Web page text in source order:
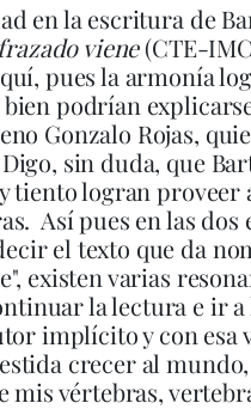
en la escritura de
viene(CTE-
pues la armonía
podrían
Gonzalo Rojas,
sin duda, que
logran proveer
Así pues en las dos
el texto que da
existen varias
la lectura e ir
implícito y con esa
crecer al
vértebras,